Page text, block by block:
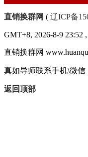
直销换群网 ( 辽ICP备
GMT+8, 2026-8-9 23:52
直销换群网
真如导师联系手机\微信
返回顶部